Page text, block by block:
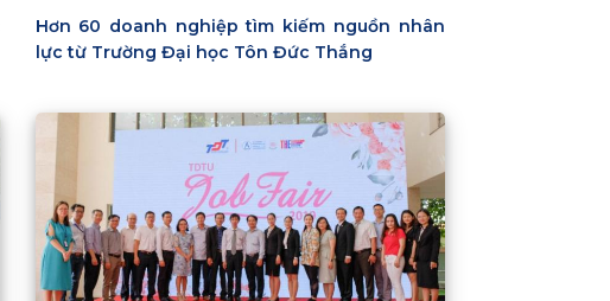
Hơn 60 doanh nghiệp tìm kiếm nguồn nhân
lực từ Trường Đại học Tôn Đức Thắng